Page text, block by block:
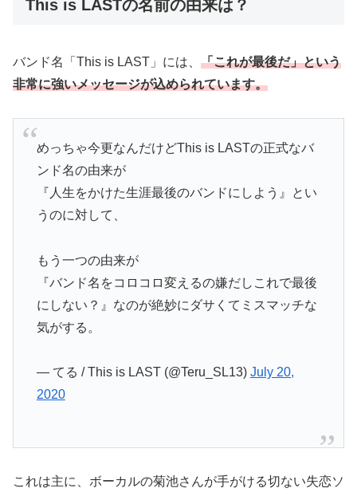
This is LASTの名前の由来は？
バンド名「This is LAST」には、 「これが最後だ」という
非常に強いメッセージが込められています。
めっちゃ今更なんだけどThis is LASTの正式なバ
ンド名の由来が
『人生をかけた生涯最後のバンドにしよう』とい
うのに対して、
もう一つの由来が
『バンド名をコロコロ変えるの嫌だしこれで最後
にしない？』なのが絶妙にダサくてミスマッチな
気がする。
— てる / This is LAST (@Teru_SL13) July 20,
2020
これは主に、ボーカルの菊池さんが手がける切ない失恋ソ